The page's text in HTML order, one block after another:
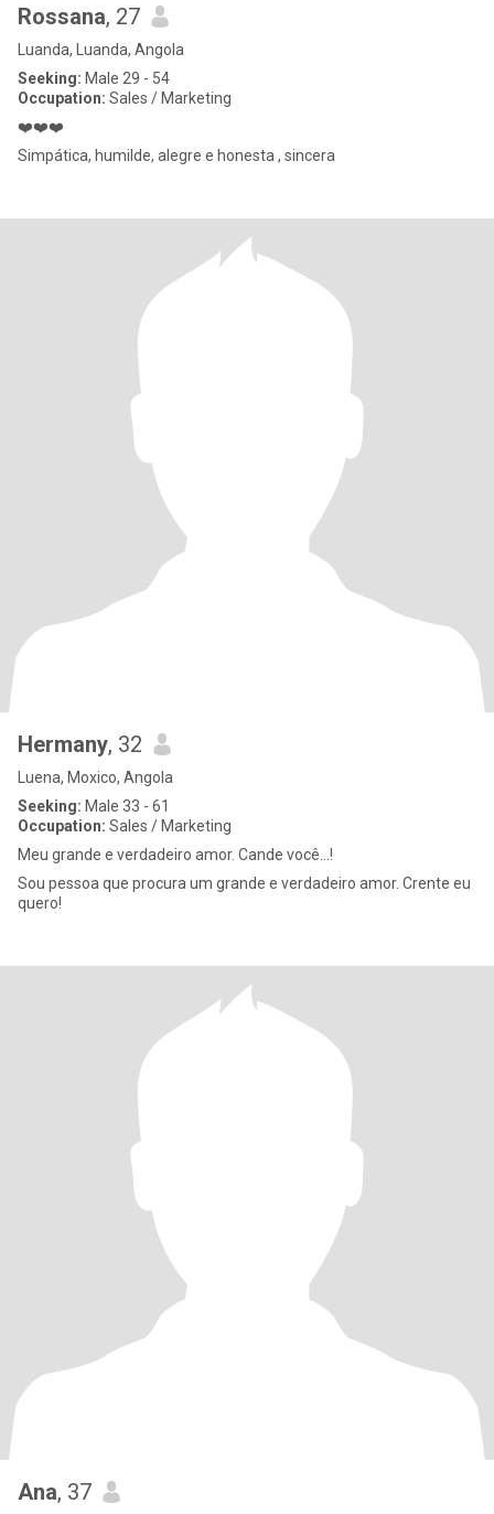
Rossana, 27
Luanda, Luanda, Angola
Seeking: Male 29 - 54
Occupation: Sales / Marketing
❤️❤️❤️
Simpática, humilde, alegre e honesta , sincera
Hermany, 32
Luena, Moxico, Angola
Seeking: Male 33 - 61
Occupation: Sales / Marketing
Meu grande e verdadeiro amor. Cande você...!
Sou pessoa que procura um grande e verdadeiro amor. Crente eu
quero!
Ana, 37